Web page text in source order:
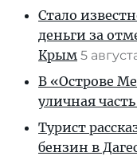
Стало
деньги за
Крым 5
В «Острове
уличная
Турист
бензин в